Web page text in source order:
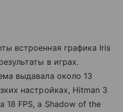
встроенная графика Iris
в играх.
выдавала около 13
настройках, Hitman 3
18 FPS, а Shadow of the